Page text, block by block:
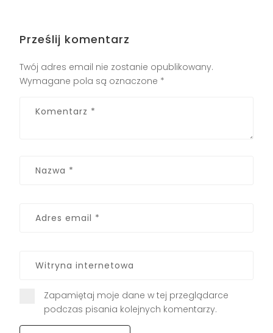
Prześlij komentarz
Twój adres email nie zostanie opublikowany.
Wymagane pola są oznaczone *
Zapamiętaj moje dane w tej przeglądarce
podczas pisania kolejnych komentarzy.